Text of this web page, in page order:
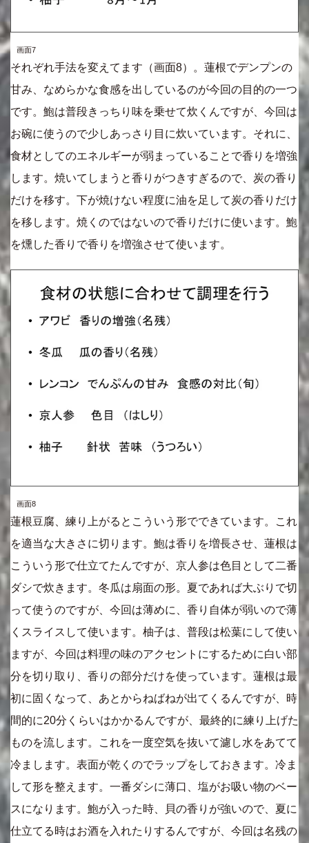
画面7
それぞれ手法を変えてます（画面8）。蓮根でデンプンの
甘み、なめらかな食感を出しているのが今回の目的の一つ
です。鮑は普段きっちり味を乗せて炊くんですが、今回は
お碗に使うので少しあっさり目に炊いています。それに、
食材としてのエネルギーが弱まっていることで香りを増強
します。焼いてしまうと香りがつきすぎるので、炭の香り
だけを移す。下が焼けない程度に油を足して炭の香りだけ
を移します。焼くのではないので香りだけに使います。鮑
を燻した香りで香りを増強させて使います。
画面8
蓮根豆腐、練り上がるとこういう形でできています。これ
を適当な大きさに切ります。鮑は香りを増長させ、蓮根は
こういう形で仕立てたんですが、京人参は色目として二番
ダシで炊きます。冬瓜は扇面の形。夏であれば大ぶりで切
って使うのですが、今回は薄めに、香り自体が弱いので薄
くスライスして使います。柚子は、普段は松葉にして使い
ますが、今回は料理の味のアクセントにするために白い部
分を切り取り、香りの部分だけを使っています。蓮根は最
初に固くなって、あとからねばねが出てくるんですが、時
間的に20分くらいはかかるんですが、最終的に練り上げた
ものを流します。これを一度空気を抜いて濾し水をあてて
冷まします。表面が乾くのでラップをしておきます。冷ま
して形を整えます。一番ダシに薄口、塩がお吸い物のベー
スになります。鮑が入った時、貝の香りが強いので、夏に
仕立てる時はお酒を入れたりするんですが、今回は名残の